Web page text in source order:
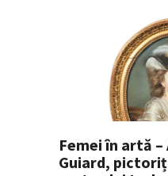
Femei în artă
Guiard,